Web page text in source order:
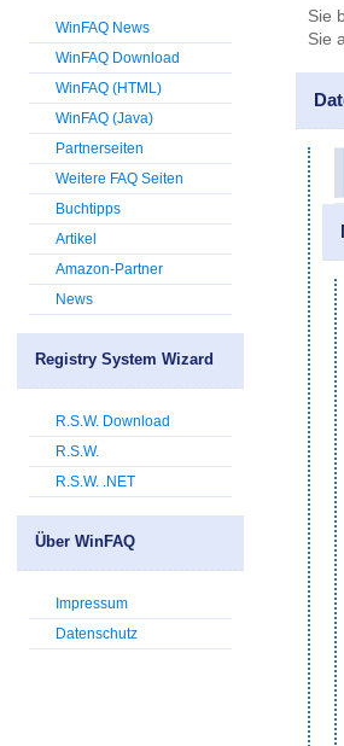
Sie
Sie
WinFAQ News
WinFAQ Download
WinFAQ (HTML)
WinFAQ (Java)
Partnerseiten
Weitere FAQ Seiten
Buchtipps
Artikel
Amazon-Partner
News
Registry System Wizard
R.S.W. Download
R.S.W.
R.S.W. .NET
Über WinFAQ
Impressum
Datenschutz